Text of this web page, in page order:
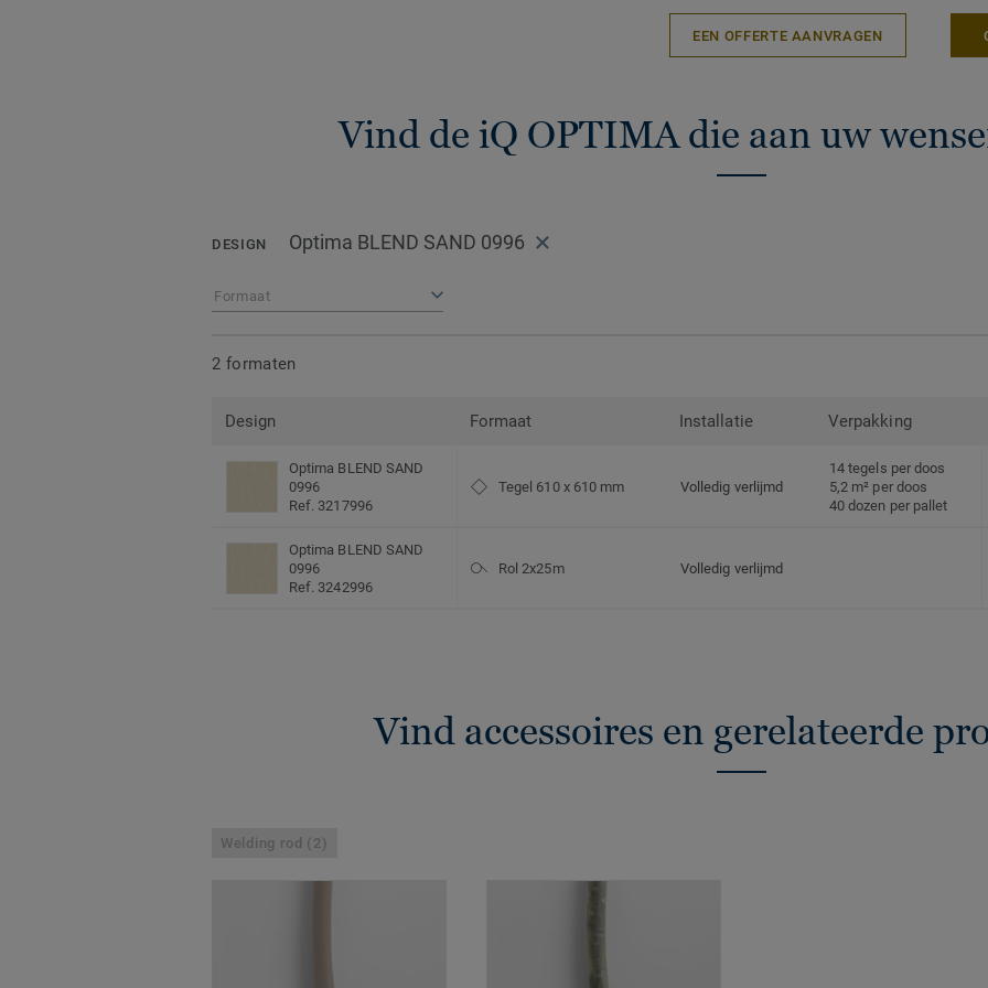
en recyclebaar (afval en na gebruik) met
programma.
EEN OFFERTE AANVRAGEN
Vind de iQ OPTIMA die aan uw
DESIGN Optima BLEND SAND 0996
Formaat
2 formaten
Design Formaat Installatie Verpakking
Optima BLEND SAND
0996
Ref. 3217996
Tegel 610 x 610 mm Volledig verlijmd
14 tegels per doos
5,2 m² per doos
40 dozen per pallet
Optima BLEND SAND
0996
Ref. 3242996
Rol 2x25m Volledig verlijmd
Vind accessoires en gerelateerde
Welding rod (2)